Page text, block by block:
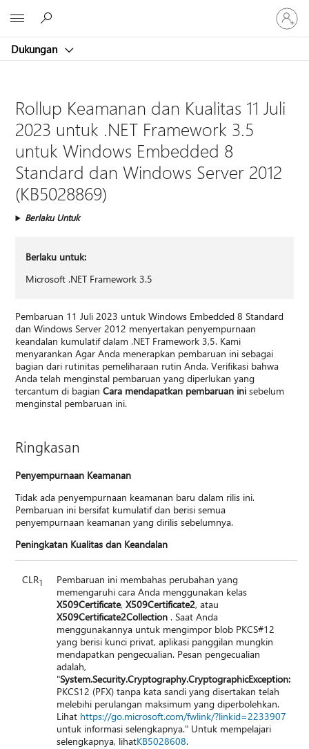
Dukungan
Masuk
ke
akun
Rollup Keamanan dan Kualitas 11 Juli
2023 untuk .NET Framework 3.5
untuk Windows Embedded 8
Standard dan Windows Server 2012
(KB5028869)
Berlaku Untuk
Berlaku untuk:
Microsoft .NET Framework 3.5
Pembaruan 11 Juli 2023 untuk Windows Embedded 8 Standard
dan Windows Server 2012 menyertakan penyempurnaan
keandalan kumulatif dalam .NET Framework 3,5. Kami
menyarankan Agar Anda menerapkan pembaruan ini sebagai
bagian dari rutinitas pemeliharaan rutin Anda. Verifikasi bahwa
Anda telah menginstal pembaruan yang diperlukan yang
tercantum di bagianCara mendapatkan pembaruan ini sebelum
menginstal pembaruan ini.
Ringkasan
Penyempurnaan Keamanan
Tidak ada penyempurnaan keamanan baru dalam rilis ini.
Pembaruan ini bersifat kumulatif dan berisi semua
penyempurnaan keamanan yang dirilis sebelumnya.
Peningkatan Kualitas dan Keandalan
CLR1
Pembaruan ini membahas perubahan yang
memengaruhi cara Anda menggunakan kelas
X509Certificate,X509Certificate2, atau
X509Certificate2Collection . Saat Anda
menggunakannya untuk mengimpor blob PKCS#12
yang berisi kunci privat, aplikasi panggilan mungkin
mendapatkan pengecualian. Pesan pengecualian
adalah,
"System.Security.Cryptography.CryptographicException:
PKCS12 (PFX) tanpa kata sandi yang disertakan telah
melebihi perulangan maksimum yang diperbolehkan.
Lihat https://go.microsoft.com/fwlink/?linkid=2233907
untuk informasi selengkapnya." Untuk mempelajari
selengkapnya, lihatKB5028608.